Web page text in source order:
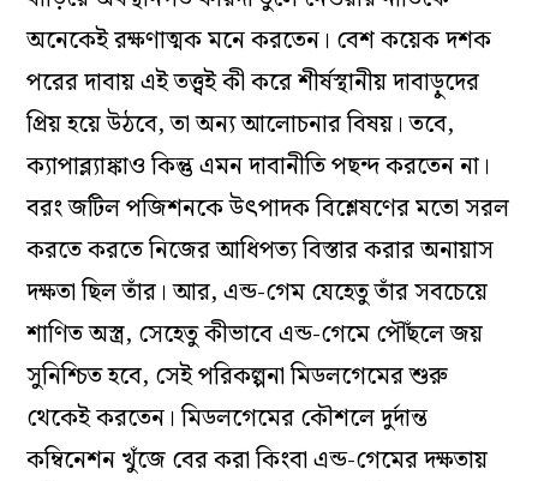
অনেকেই রক্ষণাত্মক মনে করতেন। বেশ কয়েক দশক
পরের দাবায় এই তত্ত্বই কী করে শীর্ষস্থানীয় দাবাড়ুদের
প্রিয় হয়ে উঠবে, তা অন্য আলোচনার বিষয়। তবে,
ক্যাপাব্ল্যাঙ্কাও কিন্তু এমন দাবানীতি পছন্দ করতেন না।
বরং জটিল পজিশনকে উৎপাদক বিশ্লেষণের মতো সরল
করতে করতে নিজের আধিপত্য বিস্তার করার অনায়াস
দক্ষতা ছিল তাঁর। আর, এন্ড-গেম যেহেতু তাঁর সবচেয়ে
শাণিত অস্ত্র, সেহেতু কীভাবে এন্ড-গেমে পৌঁছলে জয়
সুনিশ্চিত হবে, সেই পরিকল্পনা মিডলগেমের শুরু
থেকেই করতেন। মিডলগেমের কৌশলে দুর্দান্ত
কম্বিনেশন খুঁজে বের করা কিংবা এন্ড-গেমের দক্ষতায়